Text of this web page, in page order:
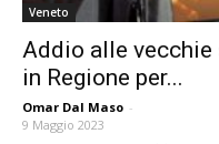
Veneto
Addio alle
in Regione per...
Omar Dal Maso -
9 Maggio 2023